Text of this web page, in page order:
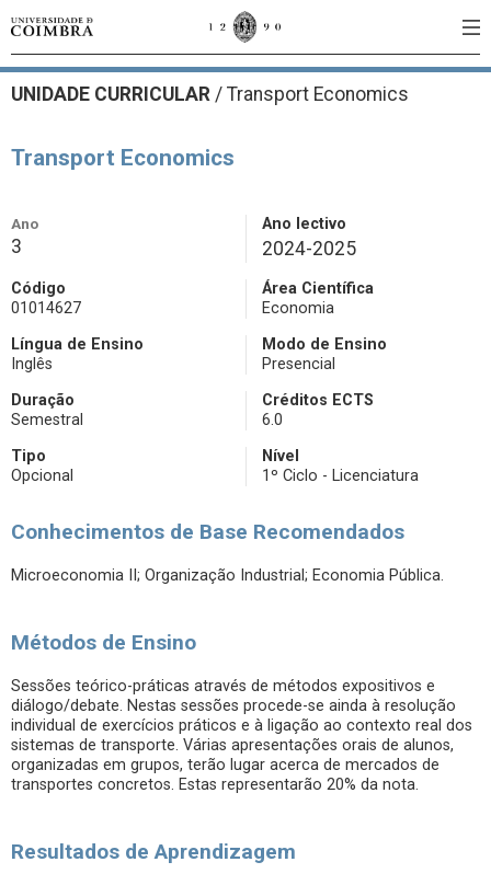
UNIDADE CURRICULAR / Transport Economics
Transport Economics
Ano
3
Ano lectivo
2024-2025
Código
01014627
Área Científica
Economia
Língua de Ensino
Inglês
Modo de Ensino
Presencial
Duração
Semestral
Créditos ECTS
6.0
Tipo
Opcional
Nível
1º Ciclo - Licenciatura
Conhecimentos de Base Recomendados
Microeconomia II; Organização Industrial; Economia Pública.
Métodos de Ensino
Sessões teórico-práticas através de métodos expositivos e
diálogo/debate. Nestas sessões procede-se ainda à resolução
individual de exercícios práticos e à ligação ao contexto real dos
sistemas de transporte. Várias apresentações orais de alunos,
organizadas em grupos, terão lugar acerca de mercados de
transportes concretos. Estas representarão 20% da nota.
Resultados de Aprendizagem